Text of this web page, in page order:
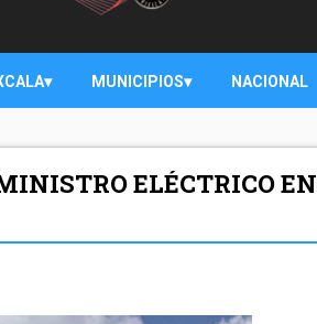
MUNICIPIOS NACIONAL
ELÉCTRICO EN